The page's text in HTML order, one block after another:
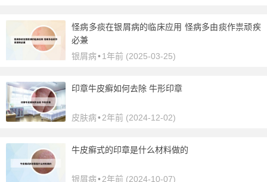
怪病多痰在银屑病的临床应用 怪病多由痰作祟顽疾
必兼
银屑病•1年前 (2025-03-25)
印章牛皮癣如何去除 牛形印章
皮肤病•2年前 (2024-12-02)
牛皮癣式的印章是什么材料做的
银屑病•2年前 (2024-10-07)